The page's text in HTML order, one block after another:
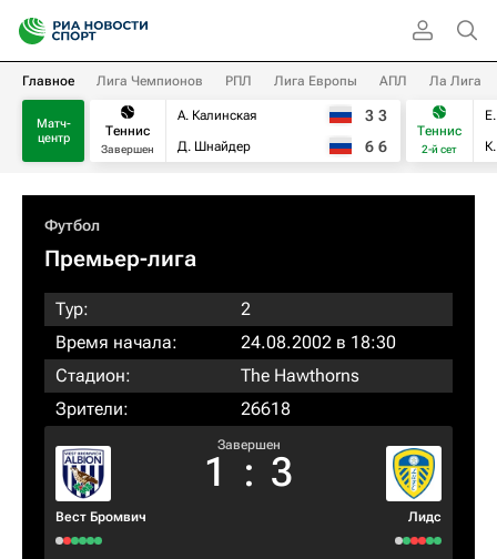
Главное Лига Чемпионов РПЛ Лига Европы АПЛ Ла Лига
Матч-
центр
Теннис
Завершен
А. Калинская
Д. Шнайдер
3 3
6 6
Теннис
2-й сет
Футбол
Премьер-лига
Тур:
2
Время начала:
24.08.2002 в 18:30
Стадион:
The Hawthorns
Зрители:
26618
Вест Бромвич
Завершен
1 : 3
Лидс